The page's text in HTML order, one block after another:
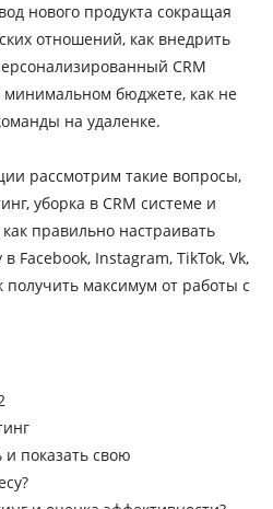
нового продукта сокращая
отношений, как внедрить
CRM
минимальном бюджете, как не
на удаленке.
рассмотрим такие вопросы,
уборка в CRM системе и
правильно настраивать
Facebook, Instagram, TikTok, Vk,
максимум от работы с
показать свою